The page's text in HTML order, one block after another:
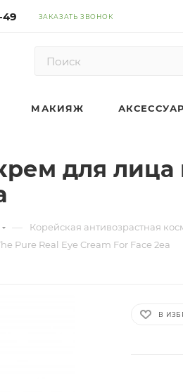
49 ЗАКАЗАТЬ ЗВОНОК
МАКИЯЖ
для лица
— Корейская антивозрастная
Pure Real Eye Cream For Face 2ea
В